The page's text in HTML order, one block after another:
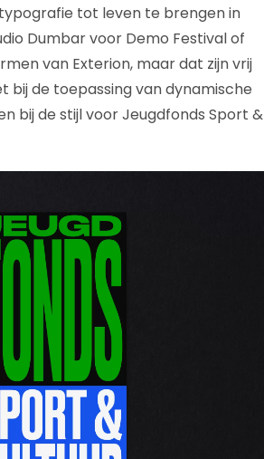
tot leven te brengen in
Dumbar voor Demo Festival of
van Exterion, maar dat zijn vrij
bij de toepassing van dynamische
bij de stijl voor Jeugdfonds Sport &